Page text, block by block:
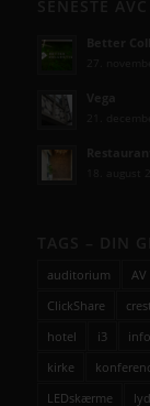
auditorium
ClickShare
hotel
i3
kirke
LEDskærme
lyd